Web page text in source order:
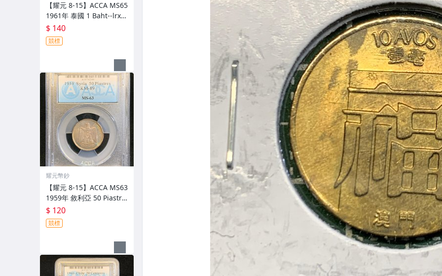
【耀元 8-15】ACCA MS65
1961年 泰國 1 Baht--lrx3
7
$ 140
競標
耀元幣鈔
【耀元 8-15】ACCA MS63
1959年 敘利亞 50 Piastre
s --lrx36
$ 120
競標